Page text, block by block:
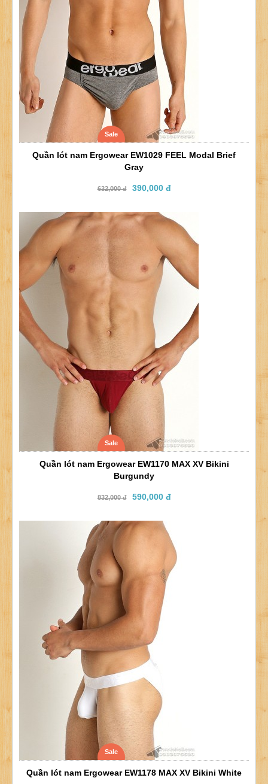
Sale
Quần lót nam Ergowear EW1029 FEEL Modal Brief
Gray
632,000 đ 390,000 đ
Sale
Quần lót nam Ergowear EW1170 MAX XV Bikini
Burgundy
832,000 đ 590,000 đ
Sale
Quần lót nam Ergowear EW1178 MAX XV Bikini White